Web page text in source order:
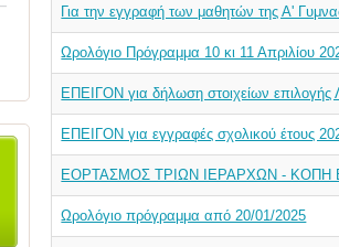
Για την εγγραφή των μαθητών της Α'
Ωρολόγιο Πρόγραμμα 10 κι 11 Απριλίου
ΕΠΕΙΓΟΝ για δήλωση στοιχείων επιλογής
ΕΠΕΙΓΟΝ για εγγραφές σχολικού έτους
ΕΟΡΤΑΣΜΟΣ ΤΡΙΩΝ ΙΕΡΑΡΧΩΝ - ΚΟΠΗ
Ωρολόγιο πρόγραμμα από 20/01/2025